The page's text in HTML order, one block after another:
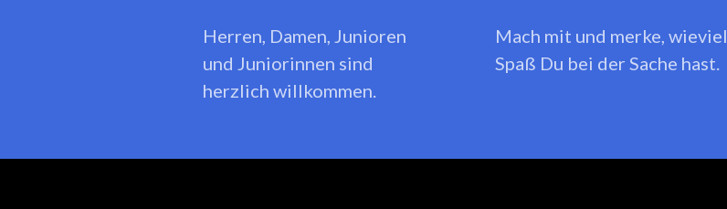
Herren, Damen, Junioren
und Juniorinnen sind
herzlich willkommen.
Mach mit und merke, wieviel
Spaß Du bei der Sache hast.